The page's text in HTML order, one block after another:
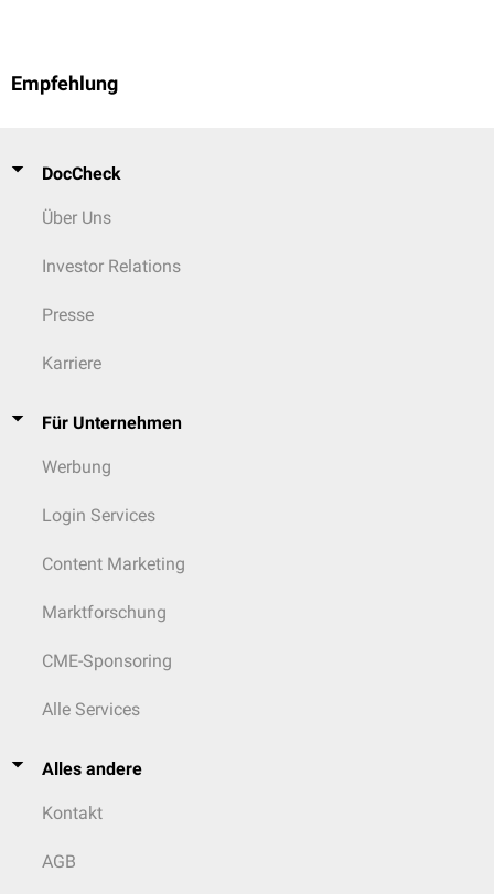
Empfehlung
DocCheck
Über Uns
Investor Relations
Presse
Karriere
Für Unternehmen
Werbung
Login Services
Content Marketing
Marktforschung
CME-Sponsoring
Alle Services
Alles andere
Kontakt
AGB